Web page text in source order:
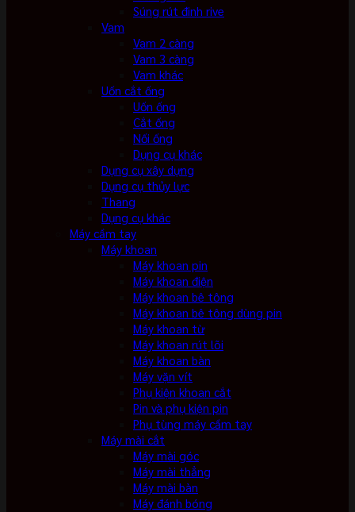
Súng rút đinh rive
Vam
Vam 2 càng
Vam 3 càng
Vam khác
Uốn cắt ống
Uốn ống
Cắt ống
Nối ống
Dụng cụ khác
Dụng cụ xây dựng
Dụng cụ thủy lực
Thang
Dụng cụ khác
Máy cầm tay
Máy khoan
Máy khoan pin
Máy khoan điện
Máy khoan bê tông
Máy khoan bê tông dùng pin
Máy khoan từ
Máy khoan rút lõi
Máy khoan bàn
Máy vặn vít
Phụ kiện khoan cắt
Pin và phụ kiện pin
Phụ tùng máy cầm tay
Máy mài cắt
Máy mài góc
Máy mài thẳng
Máy mài bàn
Máy đánh bóng